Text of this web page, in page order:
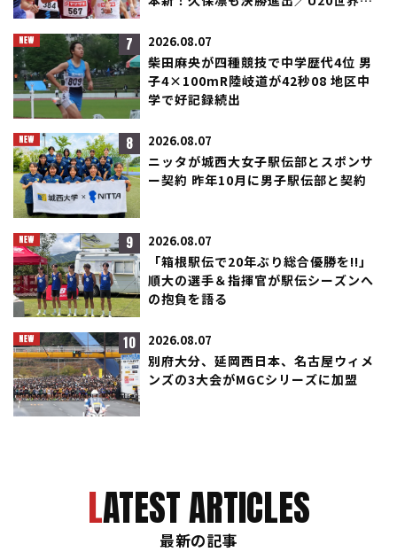
7 2026.08.07
柴田麻央が四種競技で中学歴代4位 男
子4×100mR陸岐道が42秒08 地区中
学で好記録続出
8 2026.08.07
ニッタが城西大女子駅伝部とスポンサ
ー契約 昨年10月に男子駅伝部と契約
9 2026.08.07
「箱根駅伝で20年ぶり総合優勝を!!」
順大の選手＆指揮官が駅伝シーズンへ
の抱負を語る
10 2026.08.07
別府大分、延岡西日本、名古屋ウィメ
ンズの3大会がMGCシリーズに加盟
LATEST ARTICLES
最新の記事